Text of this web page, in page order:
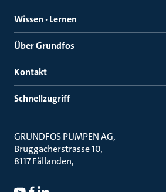
Wissen · Lernen
Über Grundfos
Kontakt
Schnellzugriff
GRUNDFOS PUMPEN AG
Bruggacherstrasse 10
8117 Fällanden